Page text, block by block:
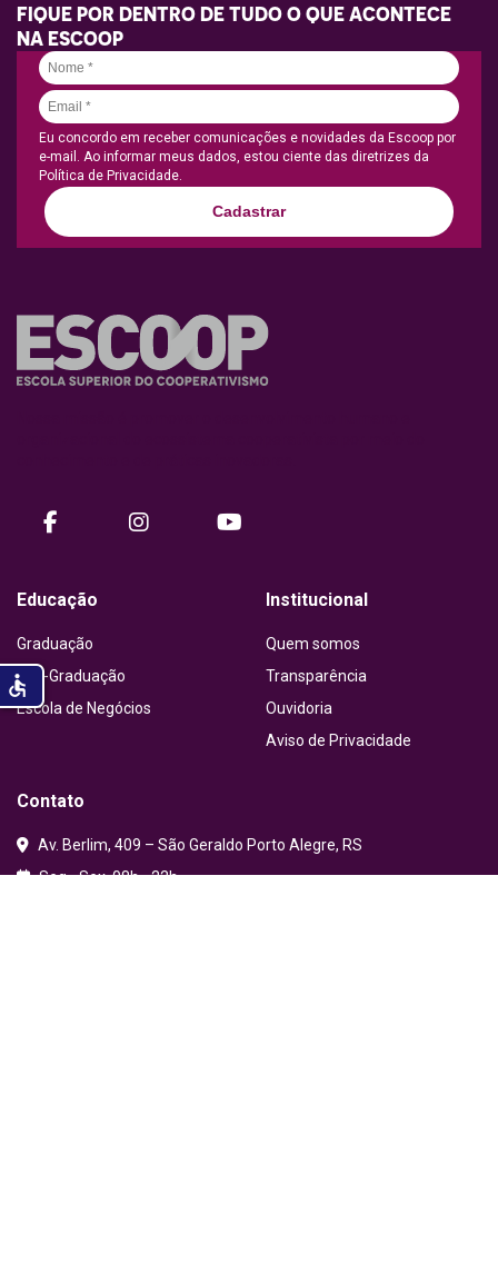
FIQUE POR DENTRO DE TUDO O QUE ACONTECE
NA ESCOOP
Eu concordo em receber comunicações e novidades da Escoop por
e-mail. Ao informar meus dados, estou ciente das diretrizes da
Política de Privacidade.
Cadastrar
facebookinstagram
Educação
Graduação
Pós-Graduação
Escola de Negócios
Institucional
Quem somos
Transparência
Ouvidoria
Aviso de Privacidade
Contato
Av. Berlim, 409 – São Geraldo Porto Alegre, RS
Seg - Sex, 08h - 22h
accessible